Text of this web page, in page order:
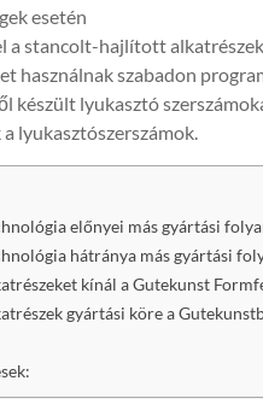
esetén
a stancolt-hajlított
használnak szabadon
készült lyukasztó
lyukasztószerszámok.
előnyei más gyártási
hátránya más gyártási
kínál a Gutekunst
gyártási köre a